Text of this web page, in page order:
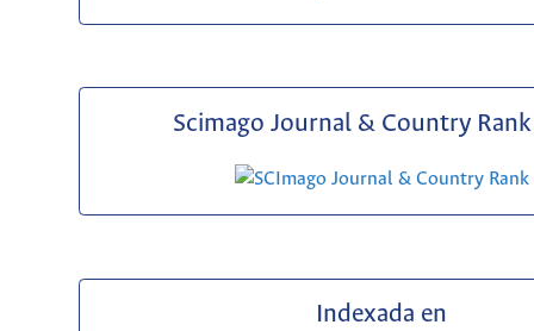
Scimago Journal & Country Rank
Indexada en